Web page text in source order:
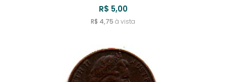
R$ 5,00
R$ 4,75 à vista